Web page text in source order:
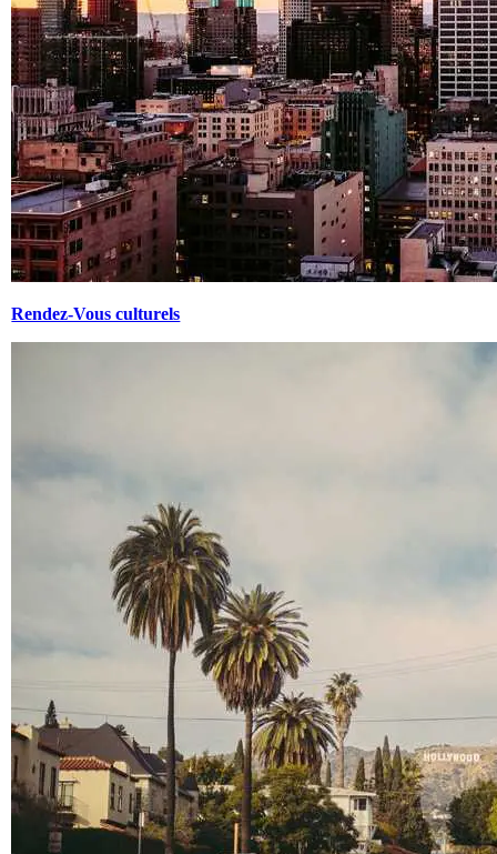
Rendez-Vous culturels